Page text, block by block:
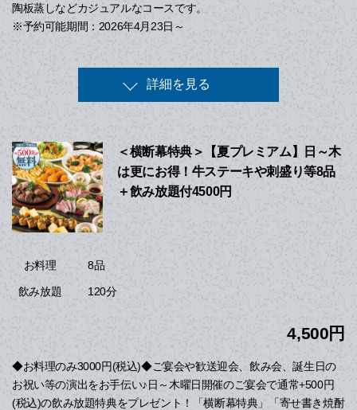
陶板蒸しなどカジュアルなコースです。
※予約可能期間：2026年4月23日～
詳細を見る
＜横断幕特典＞【夏プレミアム】日～木
は更にお得！牛ステーキや刺盛り等8品
＋飲み放題付4500円
お料理 8品
飲み放題 120分
4,500円
◆お料理のみ3000円(税込)◆ご宴会や歓送迎会、飲み会、誕生日の
お祝い等の演出をお手伝い♪日～木曜日開催のご宴会で通常+500円
(税込)の飲み放題特典をプレゼント！「横断幕特典」「寄せ書き焼酎